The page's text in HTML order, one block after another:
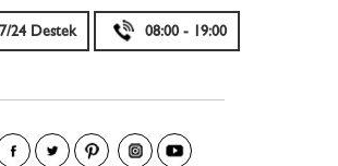
7/24 Destek 08:00 - 19:00